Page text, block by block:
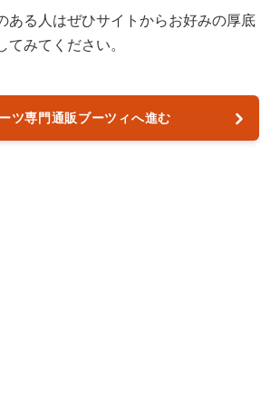
ある人はぜひサイトからお好みの厚底
てみてください。
ツ専門通販ブーツィへ進む